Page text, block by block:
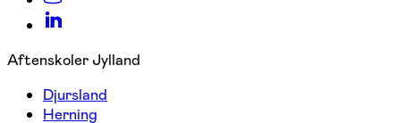
Aftenskoler Jylland
Djursland
Herning